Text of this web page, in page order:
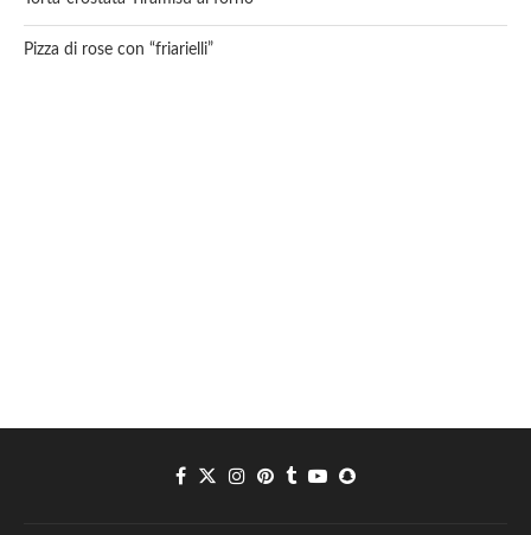
Pizza di rose con “friarielli”